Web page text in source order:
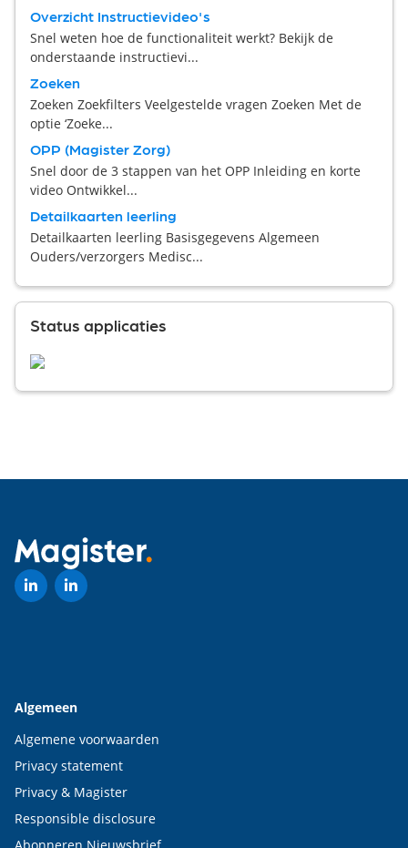
Overzicht Instructievideo's
Snel weten hoe de functionaliteit werkt? Bekijk de
onderstaande instructievi...
Zoeken
Zoeken Zoekfilters Veelgestelde vragen Zoeken Met de
optie ‘Zoeke...
OPP (Magister Zorg)
Snel door de 3 stappen van het OPP Inleiding en korte
video Ontwikkel...
Detailkaarten leerling
Detailkaarten leerling Basisgegevens Algemeen
Ouders/verzorgers Medisc...
Status applicaties
Algemeen
Algemene voorwaarden
Privacy statement
Privacy & Magister
Responsible disclosure